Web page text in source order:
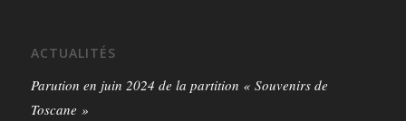
ACTUALITÉS
Parution en juin 2024 de la partition « Souvenirs de
Toscane »